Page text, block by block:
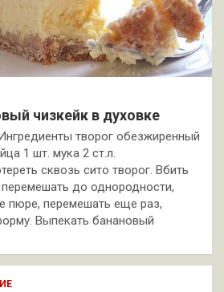
чизкейк в духовке
творог обезжиренный
1 шт. мука 2 ст.л.
сквозь сито творог. Вбить
до однородности,
пюре, перемешать еще раз,
Выпекать банановый